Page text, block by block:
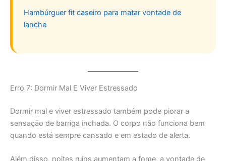
Hambúrguer fit caseiro para matar vontade de
lanche
Erro 7: Dormir Mal E Viver Estressado
Dormir mal e viver estressado também pode piorar a
sensação de barriga inchada. O corpo não funciona bem
quando está sempre cansado e em estado de alerta.
Além disso, noites ruins aumentam a fome, a vontade de